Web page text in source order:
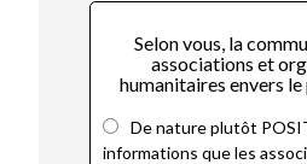
Selon vous, la
associations et
humanitaires envers
De nature plutôt
informations que les